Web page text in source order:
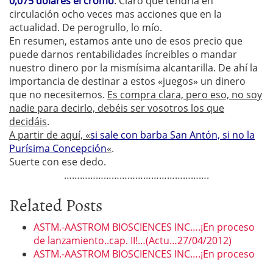
circulación ocho veces mas acciones que en la
actualidad. De perogrullo, lo mío.
En resumen, estamos ante uno de esos precio que
puede darnos rentabilidades íncreibles o mandar
nuestro dinero por la mismísima alcantarilla. De ahí la
importancia de destinar a estos «juegos» un dinero
que no necesitemos. Es compra clara, pero eso, no soy
nadie para decirlo, debéis ser vosotros los que
decidáis.
A partir de aquí, «si sale con barba San Antón, si no la
Purísima Concepción«.
Suerte con ese dedo.
……………………………………………….
Related Posts
ASTM.-AASTROM BIOSCIENCES INC….¡En proceso
de lanzamiento..cap. II!…(Actu…27/04/2012)
ASTM.-AASTROM BIOSCIENCES INC….¡En proceso